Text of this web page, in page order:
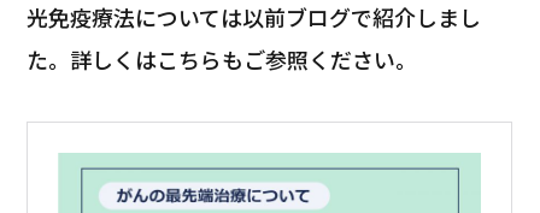
光免疫療法については以前ブログで紹介しまし
た。詳しくはこちらもご参照ください。